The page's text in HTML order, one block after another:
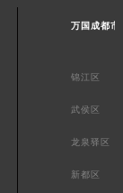
万国成都市
锦江区
武侯区
龙泉驿区
新都区